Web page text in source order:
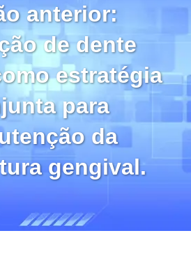
anterior:
de dente
estratégia
para
da
gengival.